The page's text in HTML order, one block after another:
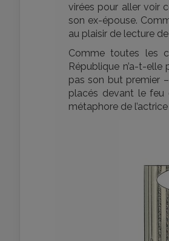
virées pour aller voir
son ex-épouse.
au plaisir de lecture
Comme toutes les
République n’a-t-
pas son but premier
placés devant le feu
métaphore de